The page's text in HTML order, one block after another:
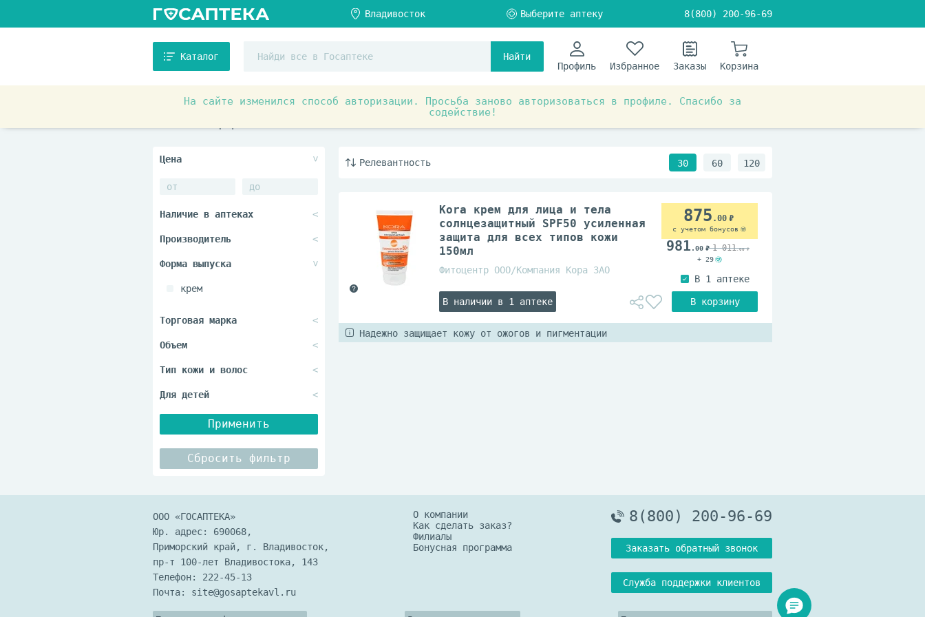
8(800) 200-96-69
Каталог
Найти
Профиль
Избранное Заказы Корзина
На сайте изменился способ авторизации. Просьба заново авторизоваться в профиле. Спасибо за
содействие!
Средства по уходу за лицом и телом
крем
Применить
Сбросить фильтр
Релевантность 30 60 120
Kora крем для лица и тела
солнцезащитный SPF50 усиленная
защита для всех типов кожи
150мл
Фитоцентр ООО/Компания Кора ЗАО
В наличии в 1 аптеке
875 .00
с учетом бонусов
981 .00 1 011.00
+ 29
Надежно защищает кожу от ожогов и пигментации
ООО «ГОСАПТЕКА»
Юр. адрес: 690068,
Приморский край, г. Владивосток,
пр-т 100-лет Владивостока, 143
Телефон: 222-45-13
Почта: site@gosaptekavl.ru
О компании
Как сделать заказ?
Филиалы
Бонусная программа
8(800) 200-96-69
Заказать обратный звонок
Служба поддержки клиентов